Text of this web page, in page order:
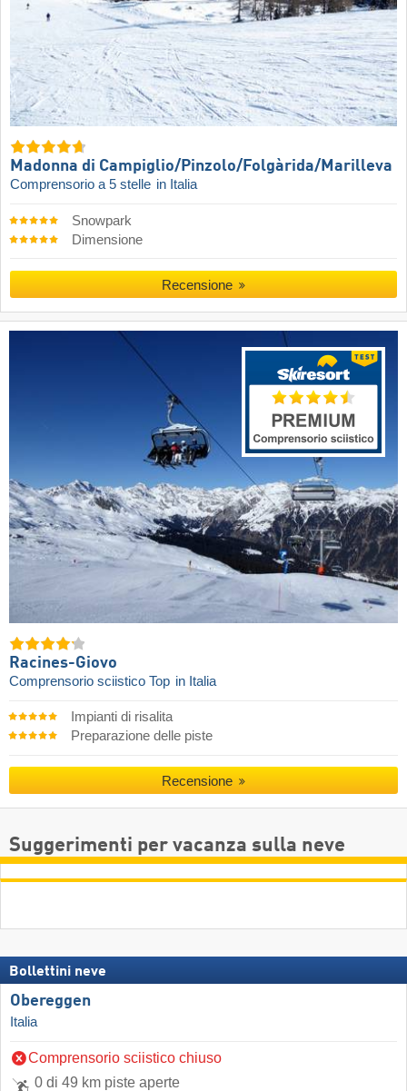
Madonna di Campiglio/​Pinzolo/​Folgàrida/​Marilleva
Comprensorio a 5 stelle in Italia
Snowpark
Dimensione
Recensione
Racines-Giovo
Comprensorio sciistico Top in Italia
Impianti di risalita
Preparazione delle piste
Recensione
Suggerimenti per vacanza sulla neve
Bollettini neve
Obereggen
Italia
Comprensorio sciistico chiuso
0 di 49 km piste aperte